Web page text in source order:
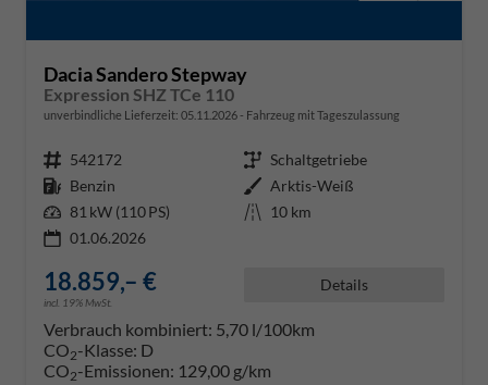
Dacia Sandero Stepway
Expression SHZ TCe 110
unverbindliche Lieferzeit: 05.11.2026 Fahrzeug mit Tageszulassung
Fahrzeugnr. 542172 Getriebe Schaltgetriebe
Kraftstoff Benzin Außenfarbe Arktis-Weiß
Leistung 81 kW (110 PS) Kilometerstand 10 km
01.06.2026
18.859,– €
incl. 19% MwSt.
Details
Verbrauch kombiniert: 5,70 l/100km
CO2-Klasse: D
CO2-Emissionen: 129,00 g/km